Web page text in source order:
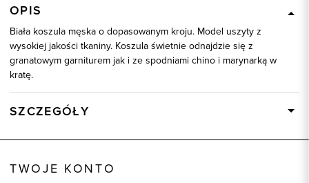
OPIS
Biała koszula męska o dopasowanym kroju. Model uszyty z
wysokiej jakości tkaniny. Koszula świetnie odnajdzie się z
granatowym garniturem jak i ze spodniami chino i marynarką w
kratę.
SZCZEGÓŁY
TWOJE KONTO